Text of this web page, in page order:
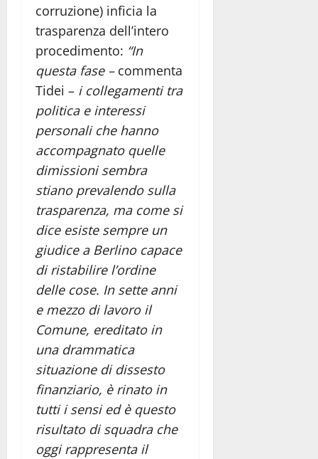
corruzione) inficia la
trasparenza dell’intero
procedimento: “In
questa fase –commenta
Tidei – i collegamenti tra
politica e interessi
personali che hanno
accompagnato quelle
dimissioni sembra
stiano prevalendo sulla
trasparenza, ma come si
dice esiste sempre un
giudice a Berlino capace
di ristabilire l’ordine
delle cose. In sette anni
e mezzo di lavoro il
Comune, ereditato in
una drammatica
situazione di dissesto
finanziario, è rinato in
tutti i sensi ed è questo
risultato di squadra che
oggi rappresenta il